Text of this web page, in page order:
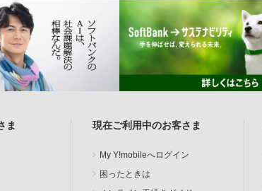
ま 現在ご利用中のお客さま
My Y!mobileへログイン
困ったときは